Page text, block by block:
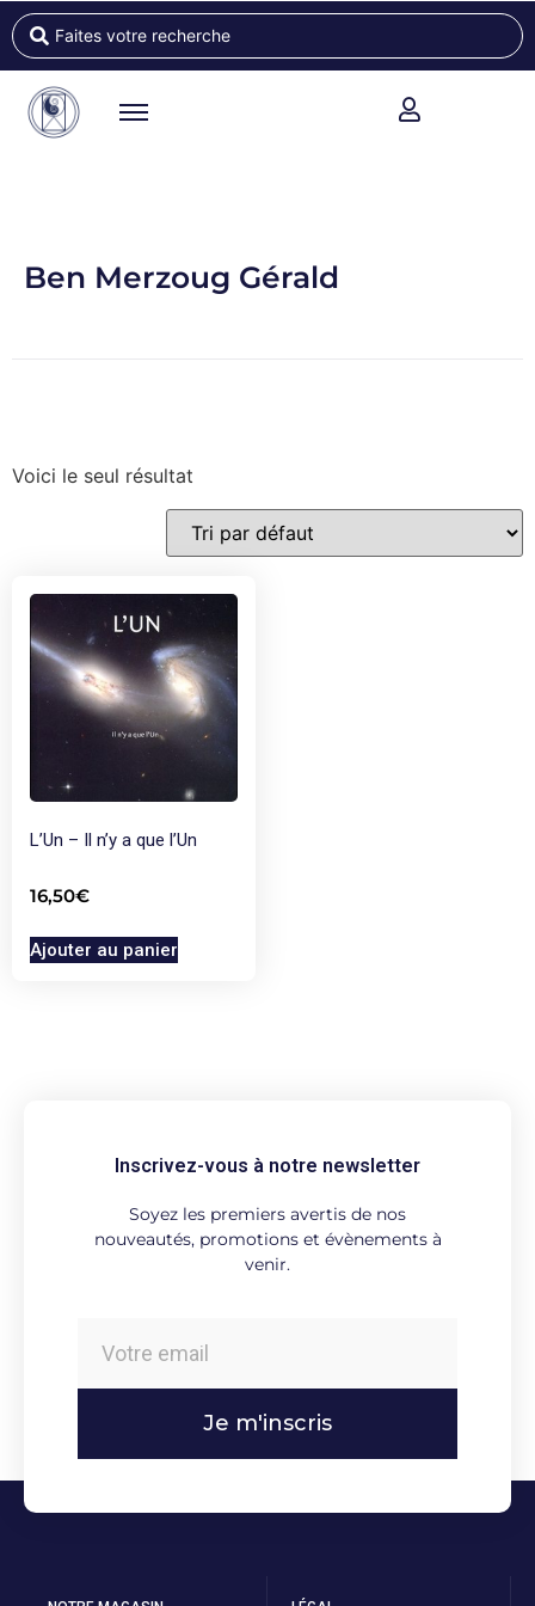
Ben Merzoug Gérald
Voici le seul résultat
L’Un – Il n’y a que l’Un
16,50€
Ajouter au panier
Inscrivez-vous à notre newsletter
Soyez les premiers avertis de nos
nouveautés, promotions et évènements à
venir.
Je m'inscris